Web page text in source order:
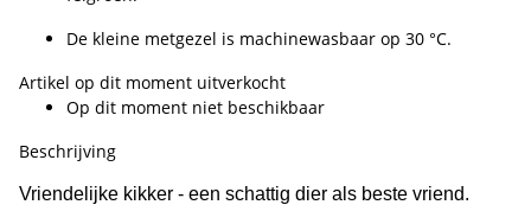
De kleine metgezel is machinewasbaar op 30 °C.
Artikel op dit moment uitverkocht
Op dit moment niet beschikbaar
Beschrijving
Vriendelijke kikker - een schattig dier als beste vriend.